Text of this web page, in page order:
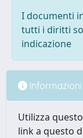
I documenti
tutti i diritti
indicazione
Informazioni
Utilizza
link a questo